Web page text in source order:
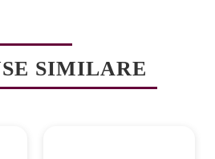
SIMILARE